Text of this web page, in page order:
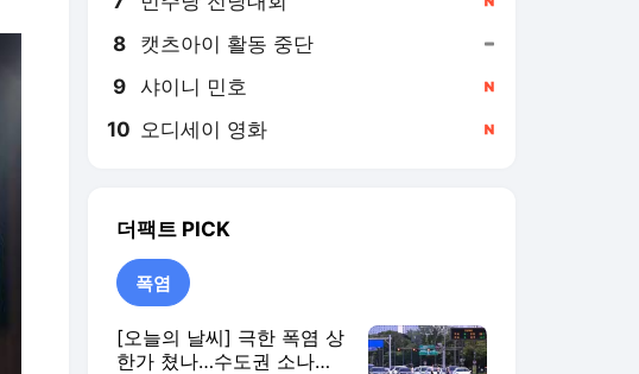
8 캣츠아이 활동 중단
9 샤이니 민호
10 오디세이 영화
더팩트 PICK
폭염
[오늘의 날씨] 극한 폭염 상
한가 쳤나…수도권 소나기,